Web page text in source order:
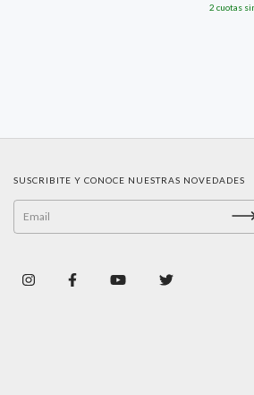
2 cuotas
SUSCRIBITE Y CONOCE NUESTRAS NOVEDADES